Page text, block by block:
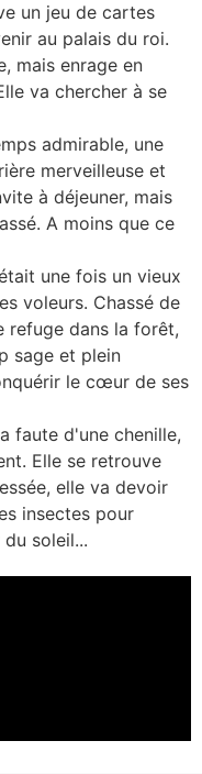
un jeu de cartes
au palais du roi.
mais enrage en
va chercher à se
admirable, une
merveilleuse et
à déjeuner, mais
A moins que ce
une fois un vieux
voleurs. Chassé de
refuge dans la forêt,
sage et plein
le cœur de ses
faute d'une chenille,
Elle se retrouve
elle va devoir
insectes pour
soleil...